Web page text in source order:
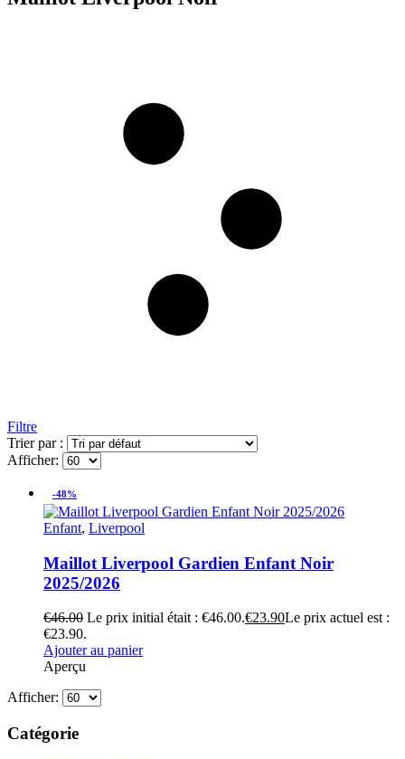
Filtre
Trier par :
Afficher:
-48%
Enfant, Liverpool
Maillot Liverpool Gardien Enfant Noir
2025/2026
€46.00 Le prix initial était : €46.00.€23.90Le prix actuel est :
€23.90.
Ajouter au panier
Aperçu
Afficher:
Catégorie